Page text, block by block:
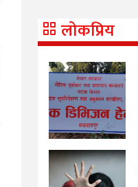
लोकप्रिय